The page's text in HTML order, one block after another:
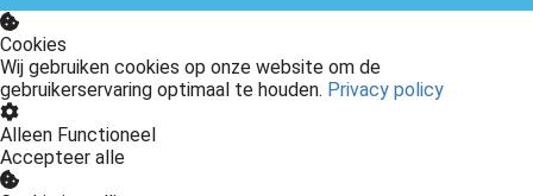
Cookies
Wij gebruiken cookies op onze website om de
gebruikerservaring optimaal te houden. Privacy policy
Alleen Functioneel
Accepteer alle